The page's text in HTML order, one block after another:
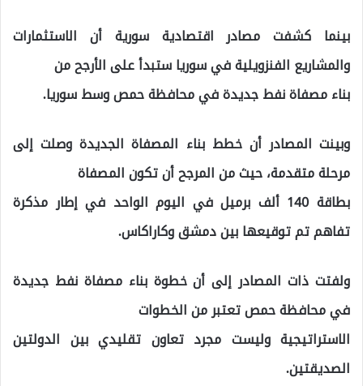
بينما كشفت مصادر اقتصادية سورية أن الاستثمارات
والمشاريع الفنزويلية في سوريا ستبدأ على الأرجح من
بناء مصفاة نفط جديدة في محافظة حمص وسط سوريا.
وبينت المصادر أن خطط بناء المصفاة الجديدة وصلت إلى
مرحلة متقدمة، حيث من المرجح أن تكون المصفاة
بطاقة 140 ألف برميل في اليوم الواحد في إطار مذكرة
تفاهم تم توقيعها بين دمشق وكاراكاس.
ولفتت ذات المصادر إلى أن خطوة بناء مصفاة نفط جديدة
في محافظة حمص تعتبر من الخطوات
الاستراتيجية وليست مجرد تعاون تقليدي بين الدولتين
الصديقتين.